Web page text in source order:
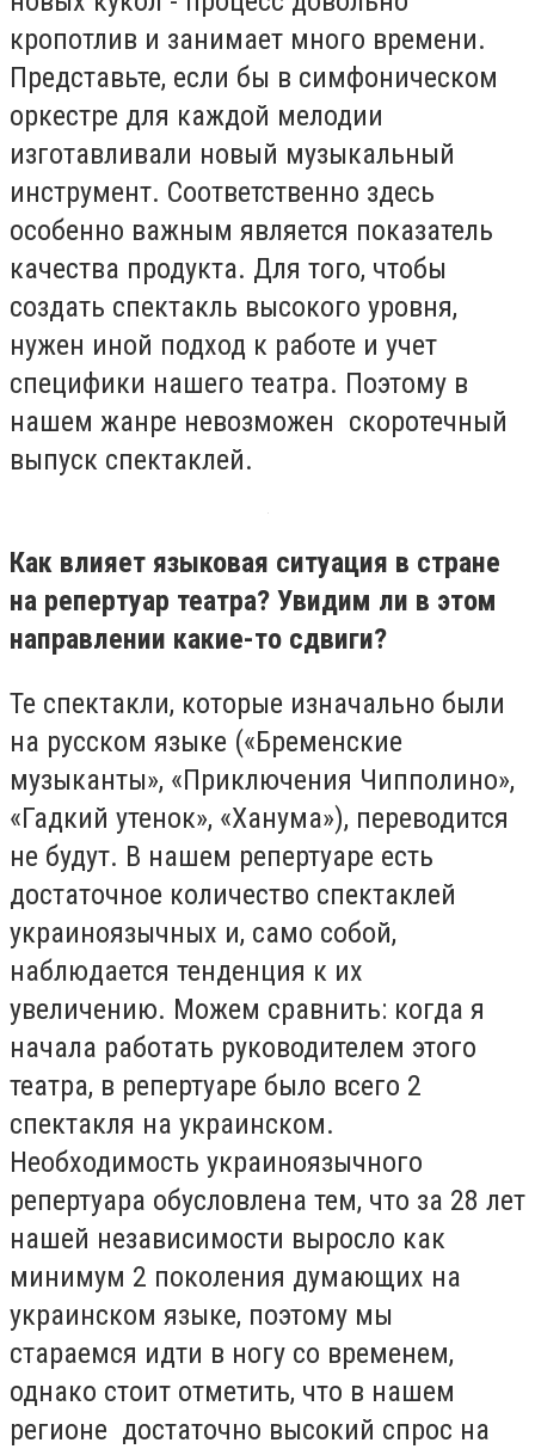
кропотлив и занимает много времени.
Представьте, если бы в симфоническом
оркестре для каждой мелодии
изготавливали новый музыкальный
инструмент. Соответственно здесь
особенно важным является показатель
качества продукта. Для того, чтобы
создать спектакль высокого уровня,
нужен иной подход к работе и учет
специфики нашего театра. Поэтому в
нашем жанре невозможен скоротечный
выпуск спектаклей.
Как влияет языковая ситуация в стране
на репертуар театра? Увидим ли в этом
направлении какие-то сдвиги?
Те спектакли, которые изначально были
на русском языке («Бременские
музыканты», «Приключения Чипполино»,
«Гадкий утенок», «Ханума»), переводится
не будут. В нашем репертуаре есть
достаточное количество спектаклей
украиноязычных и, само собой,
наблюдается тенденция к их
увеличению. Можем сравнить: когда я
начала работать руководителем этого
театра, в репертуаре было всего 2
спектакля на украинском.
Необходимость украиноязычного
репертуара обусловлена тем, что за 28 лет
нашей независимости выросло как
минимум 2 поколения думающих на
украинском языке, поэтому мы
стараемся идти в ногу со временем,
однако стоит отметить, что в нашем
регионе достаточно высокий спрос на